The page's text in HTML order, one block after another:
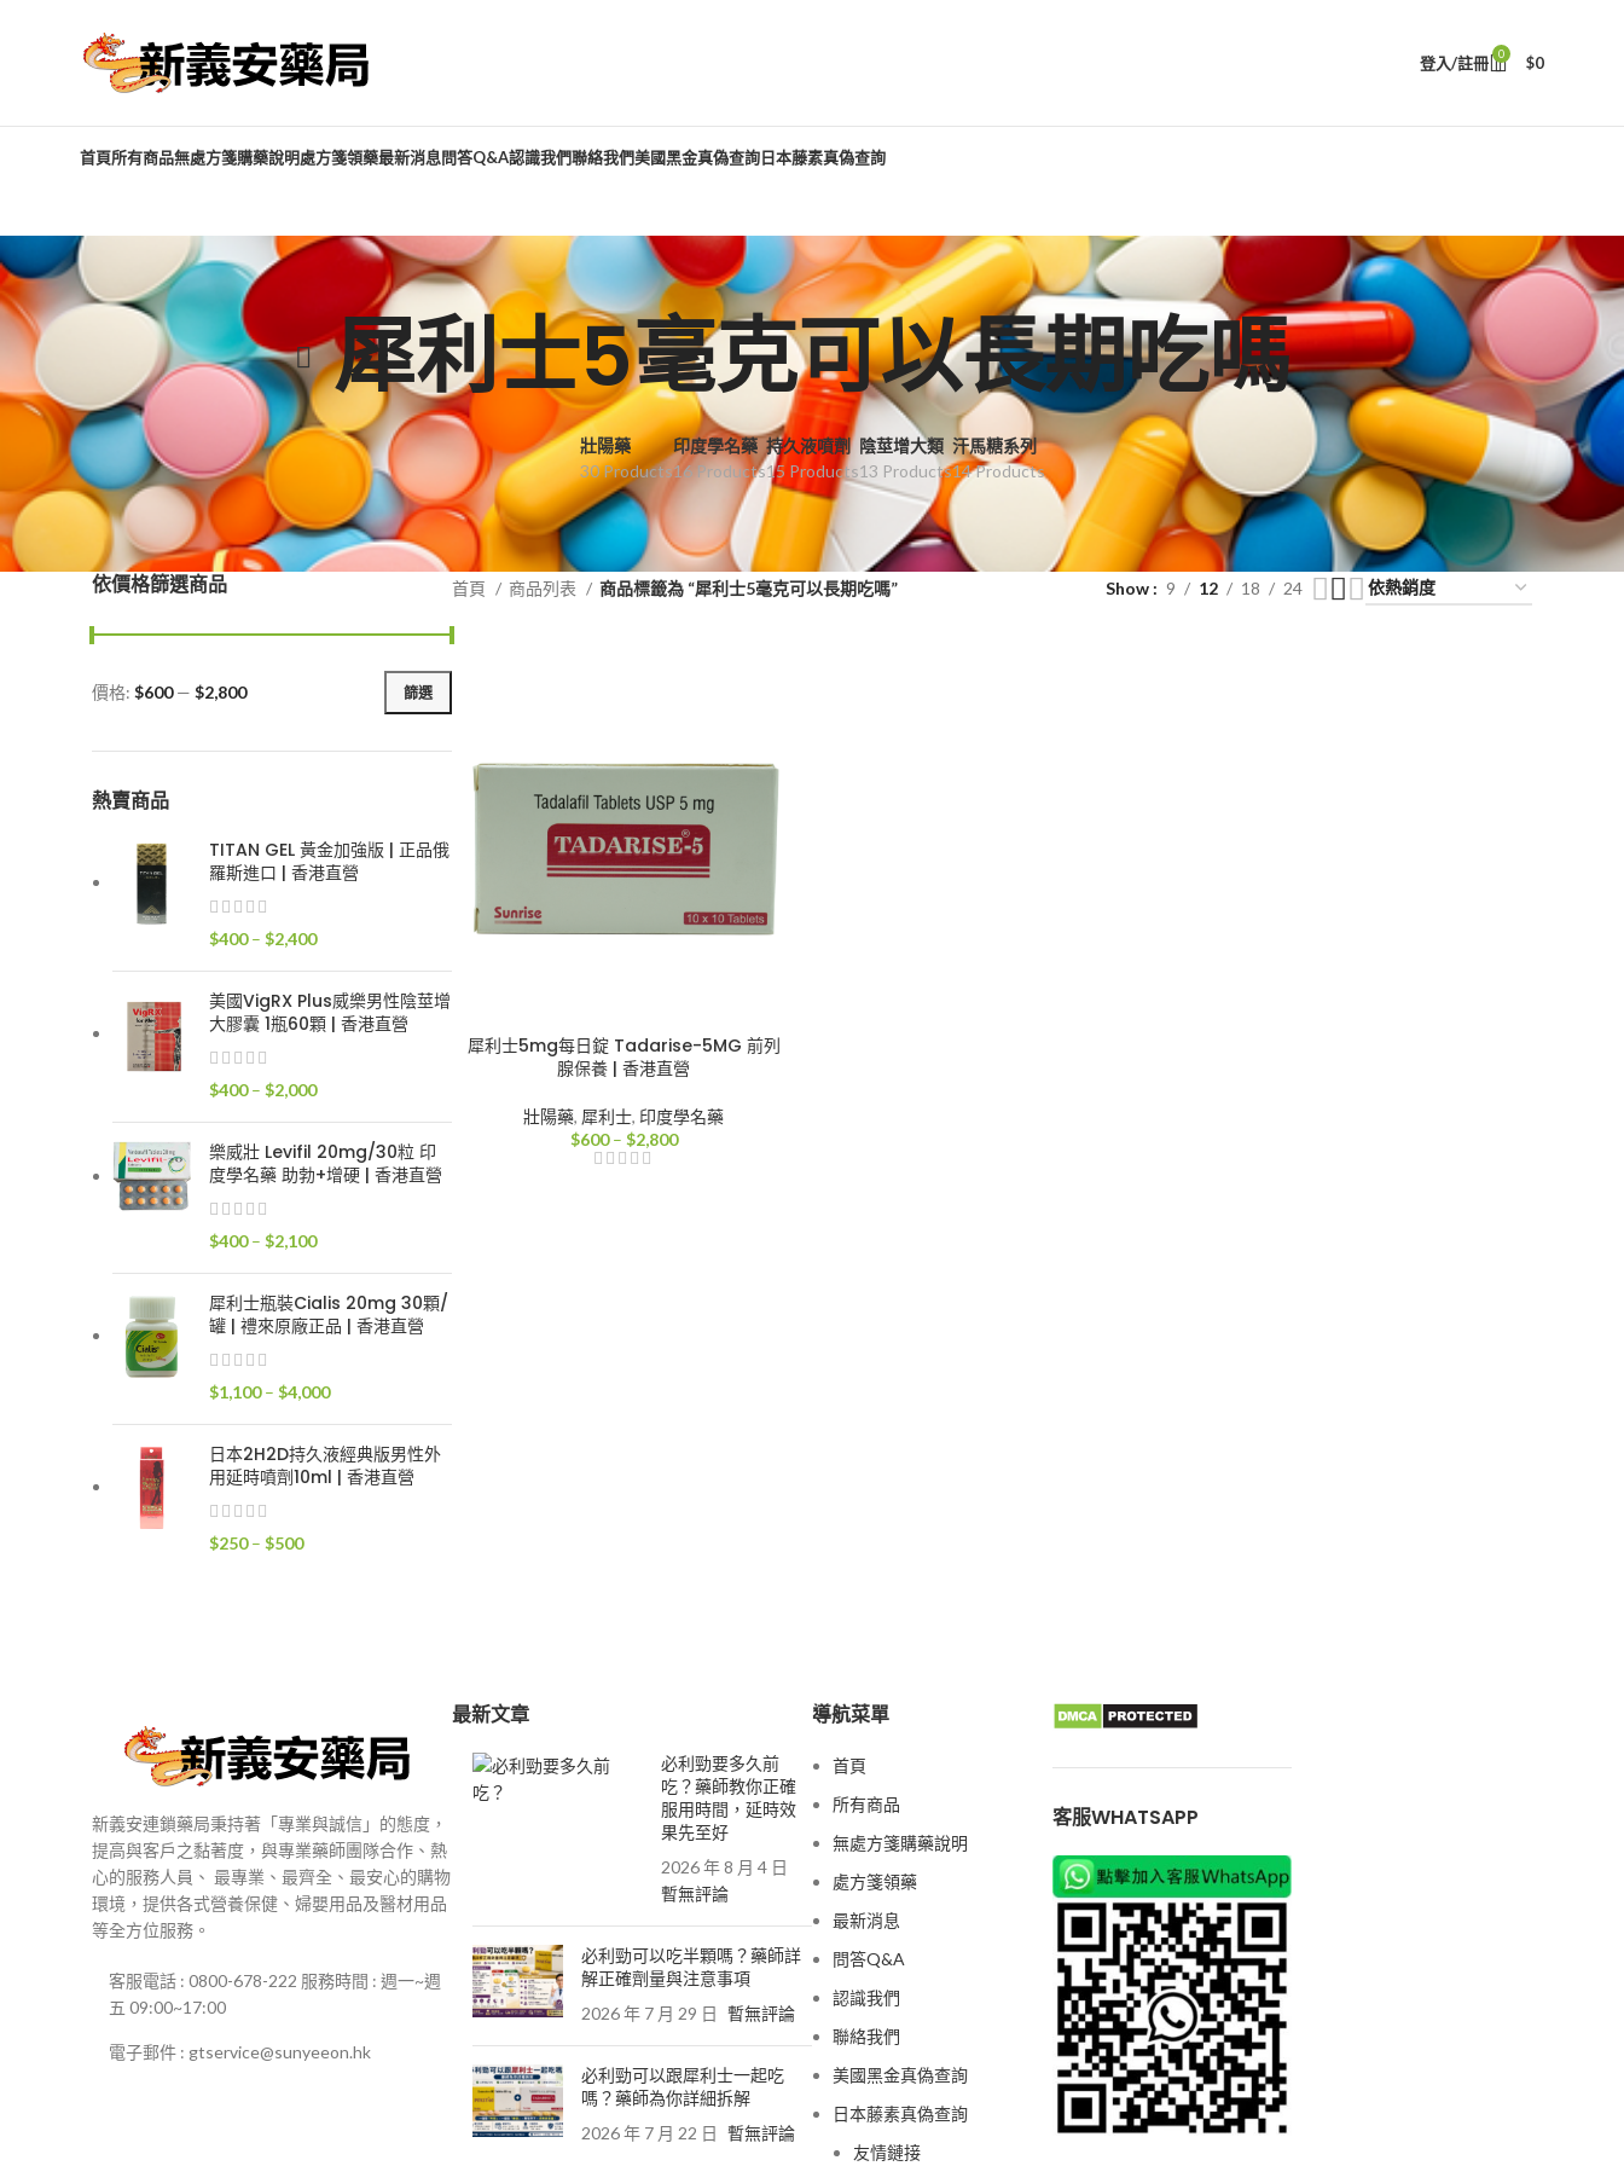
登入/註冊 0 $0
首頁所有商品無處方箋購藥說明處方箋領藥最新消息問答Q&A認識我們聯絡我們美國黑金真偽查詢日本藤素真偽查詢
犀利士5毫克可以長期吃嗎
壯陽藥
30 Products
印度學名藥
16 Products
持久液噴劑
15 Products
陰莖增大類
13 Products
汗馬糖系列
14 Products
依價格篩選商品
最
價
最
價
篩選
價格: $600— $2,800
熱賣商品
TITAN GEL 黃金加強版 | 正品俄
羅斯進口 | 香港直營
$400 – $2,400價
圍：
$2,400
美國VigRX Plus威樂男性陰莖增
大膠囊 1瓶60顆 | 香港直營
$400 – $2,000價
範
圍：
$2,000
樂威壯 Levifil 20mg/30粒 印
度學名藥 助勃+增硬 | 香港直營
$400 – $2,100價
範
圍：
$2,100
犀利士瓶裝Cialis 20mg 30顆/
罐 | 禮來原廠正品 | 香港直營
$1,100 – $4,000價
範
圍：
日本2H2D持久液經典版男性外
用延時噴劑10ml | 香港直營
$250 – $500價
首頁 商品列表 商品標籤為 “犀利士5毫克可以長期吃嗎” Show 9 12 18 24
犀利士5mg每日錠 Tadarise-5MG 前列
腺保養 | 香港直營
壯陽藥, 犀利士, 印度學名藥
$600 – $2,800價
新義安連鎖藥局秉持著「專業與誠信」的態度，
提高與客戶之黏著度，與專業藥師團隊合作、熱
心的服務人員、 最專業、最齊全、最安心的購物
環境，提供各式營養保健、婦嬰用品及醫材用品
等全方位服務。
客服電話 : 0800-678-222 服務時間 : 週一~週
五 09:00~17:00
電子郵件 : gtservice@sunyeeon.hk
最新文章
必利勁要多久前
吃？藥師教你正確
服用時間，延時效
果先至好
2026 年 8 月 4 日
暫無評論
必利勁可以吃半顆嗎？藥師詳
解正確劑量與注意事項
2026 年 7 月 29 日 暫無評論
必利勁可以跟犀利士一起吃
嗎？藥師為你詳細拆解
2026 年 7 月 22 日 暫無評論
導航菜單
首頁
所有商品
無處方箋購藥說明
處方箋領藥
最新消息
問答Q&A
認識我們
聯絡我們
美國黑金真偽查詢
日本藤素真偽查詢
友情鏈接
客服WHATSAPP